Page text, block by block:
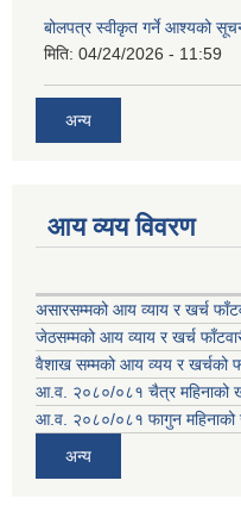
बोलपत्र स्वीकृत गर्ने आश्यको
मिति: 04/24/2026 - 11:59
अन्य
आय व्यय विवरण
असारसम्मको आय व्याय र खर्च
जेठसम्मको आय व्याय र खर्च
वैशाख सम्मको आय व्यय र खर्चको
आ.व. २०८०/०८१ चैत्र महिनाको
आ.व. २०८०/०८१ फागुन महिनाको
अन्य